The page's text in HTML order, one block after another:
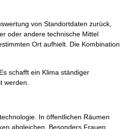
von Standortdaten zurück,
oder andere technische Mittel
Ort aufhielt. Die Kombination
schafft ein Klima ständiger
werden.
In öffentlichen Räumen
abgleichen. Besonders Frauen